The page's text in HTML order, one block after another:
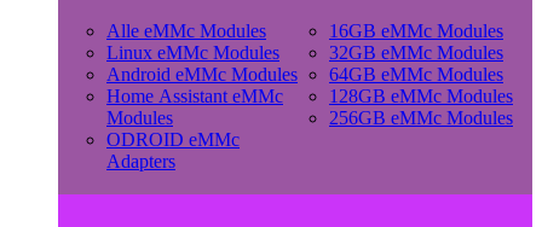
Alle eMMc Modules
Linux eMMc Modules
Android eMMc Modules
Home Assistant eMMc
Modules
ODROID eMMc
Adapters
16GB eMMc Modules
32GB eMMc Modules
64GB eMMc Modules
128GB eMMc Modules
256GB eMMc Modules